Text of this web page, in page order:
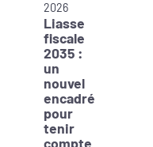
2026
Liasse
fiscale
2035 :
un
nouvel
encadré
pour
tenir
compte